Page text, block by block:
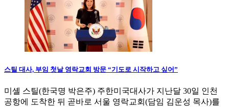
스틸 대사, 부임 첫날 영락교회 방문 “기도로 시작하고 싶어”
미셸 스틸(한국명 박은주) 주한미국대사가 지난달 30일 인천
공항에 도착한 뒤 곧바로 서울 영락교회(담임 김운성 목사)를